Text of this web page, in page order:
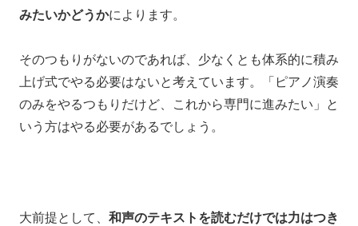
みたいかどうかによります。
そのつもりがないのであれば、 少なくとも体系的に積み
上げ式でやる必要はないと考えています。
「ピアノ演奏
のみをやるつもりだけど、これから専門に進みたい」
と
いう方はやる必要があるでしょう。
大前提として、 和声のテキストを読むだけでは力はつき